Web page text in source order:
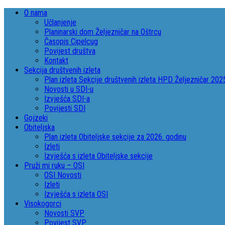
O nama
Učlanjenje
Planinarski dom Željezničar na Oštrcu
Časopis Cipelcug
Povijest društva
Kontakt
Sekcija društvenih izleta
Plan izleta Sekcije društvenih izleta HPD Željezničar
Novosti u SDI-u
Izvješća SDI-a
Povijesti SDI
Gojzeki
Obiteljska
Plan izleta Obiteljske sekcije za 2026. godinu
Izleti
Izvješća s izleta Obiteljske sekcije
Pruži mi ruku – OSI
OSI Novosti
Izleti
Izvješća s izleta OSI
Visokogorci
Novosti SVP
Povijest SVP